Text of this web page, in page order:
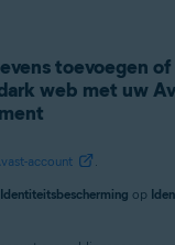
toevoegen
web met uw
account
.
Identiteitsbescherming op